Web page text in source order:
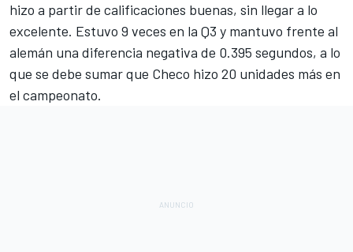
hizo a partir de calificaciones buenas, sin llegar a lo
excelente. Estuvo 9 veces en la Q3 y mantuvo frente al
alemán una diferencia negativa de 0.395 segundos, a lo
que se debe sumar que Checo hizo 20 unidades más en
el campeonato.